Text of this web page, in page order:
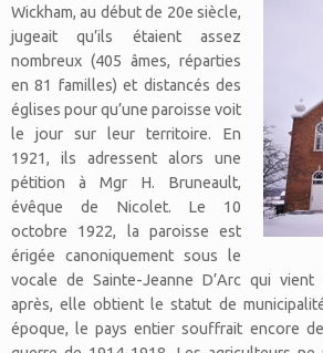
Wickham, au début de 20e siècle,
jugeait qu’ils étaient assez
nombreux (405 âmes, réparties
en 81 familles) et distancés des
églises pour qu’une paroisse voit
le jour sur leur territoire. En
1921, ils adressent alors une
pétition à Mgr H. Bruneault,
évêque de Nicolet. Le 10
octobre 1922, la paroisse est
érigée canoniquement sous le
vocale de Sainte-Jeanne D’Arc qui vient
après, elle obtient le statut de
époque, le pays entier souffrait encore